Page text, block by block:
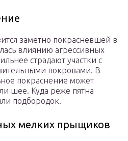
заметно покрасневшей в
влиянию агрессивных
страдают участки с
покровами. В
покраснение может
шее. Куда реже пятна
подбородок.
мелких прыщиков